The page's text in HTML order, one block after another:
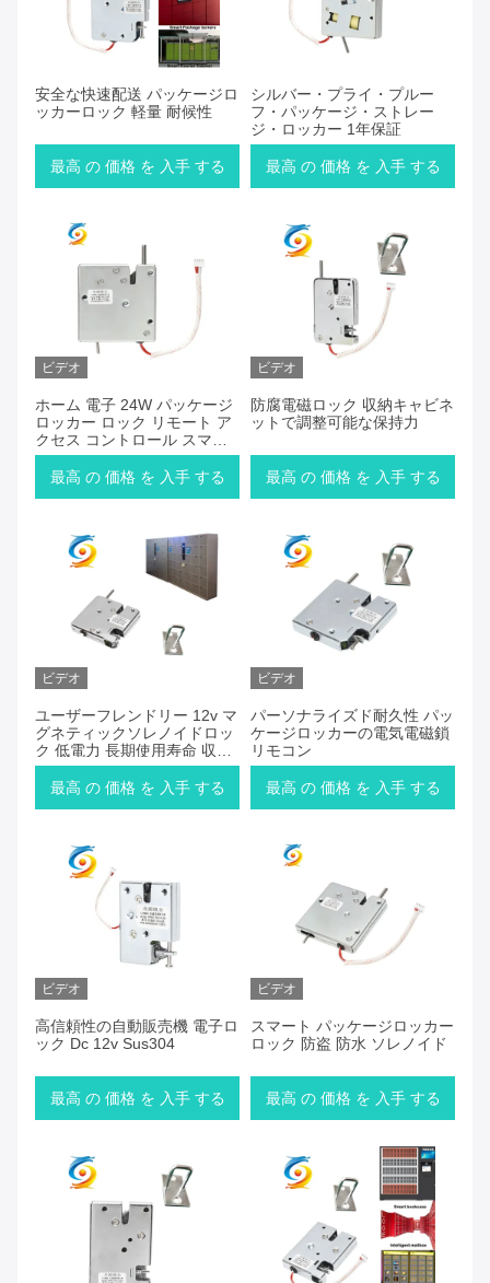
安全な快速配送 パッケージロ
ッカーロック 軽量 耐候性
最高 の 価格 を 入手 する
シルバー・プライ・プルー
フ・パッケージ・ストレー
ジ・ロッカー 1年保証
最高 の 価格 を 入手 する
ビデオ
ホーム 電子 24W パッケージ
ロッカー ロック リモート ア
クセス コントロール スマー
ト
最高 の 価格 を 入手 する
ビデオ
防腐電磁ロック 収納キャビネ
ットで調整可能な保持力
最高 の 価格 を 入手 する
ビデオ
ユーザーフレンドリー 12v マ
グネティックソレノイドロッ
ク 低電力 長期使用寿命 収納
用ロッカー
最高 の 価格 を 入手 する
ビデオ
パーソナライズド耐久性 パッ
ケージロッカーの電気電磁鎖
リモコン
最高 の 価格 を 入手 する
ビデオ
高信頼性の自動販売機 電子ロ
ック Dc 12v Sus304
最高 の 価格 を 入手 する
ビデオ
スマート パッケージロッカー
ロック 防盗 防水 ソレノイド
最高 の 価格 を 入手 する